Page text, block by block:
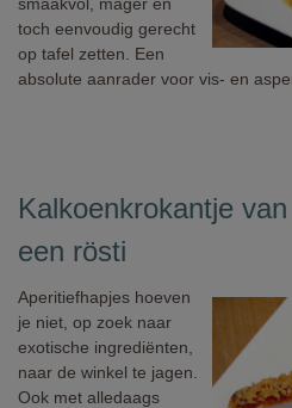
toch eenvoudig gerecht
op tafel zetten. Een
absolute aanrader voor vis- en
Kalkoenkrokantje
een rösti
Aperitiefhapjes hoeven
je niet, op zoek naar
exotische ingrediënten,
naar de winkel te jagen.
Ook met alledaags